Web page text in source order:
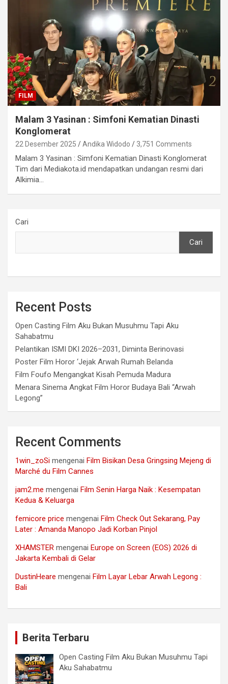
FILM
Malam 3 Yasinan : Simfoni Kematian Dinasti
Konglomerat
22 Desember 2025 Andika Widodo 3,751 Comments
Malam 3 Yasinan : Simfoni Kematian Dinasti Konglomerat
Tim dari Mediakota.id mendapatkan undangan resmi dari
Alkimia…
Cari
Cari
Recent Posts
Open Casting Film Aku Bukan Musuhmu Tapi Aku
Sahabatmu
Pelantikan ISMI DKI 2026–2031, Diminta Berinovasi
Poster Film Horor ‘Jejak Arwah Rumah Belanda
Film Foufo Mengangkat Kisah Pemuda Madura
Menara Sinema Angkat Film Horor Budaya Bali “Arwah
Legong”
Recent Comments
1win_zoSi mengenai Film Bisikan Desa Gringsing Mejeng di
Marché du Film Cannes
jam2.me mengenai Film Senin Harga Naik : Kesempatan
Kedua & Keluarga
femicore price mengenai Film Check Out Sekarang, Pay
Later : Amanda Manopo Jadi Korban Pinjol
XHAMSTER mengenai Europe on Screen (EOS) 2026 di
Jakarta Kembali di Gelar
DustinHeare mengenai Film Layar Lebar Arwah Legong :
Bali
Berita Terbaru
Open Casting Film Aku Bukan Musuhmu Tapi
Aku Sahabatmu